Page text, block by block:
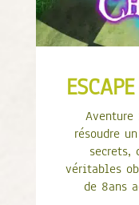
résoudre
secrets,
véritables
de 8ans